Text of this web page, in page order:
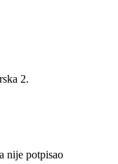
2.
nije potpisao